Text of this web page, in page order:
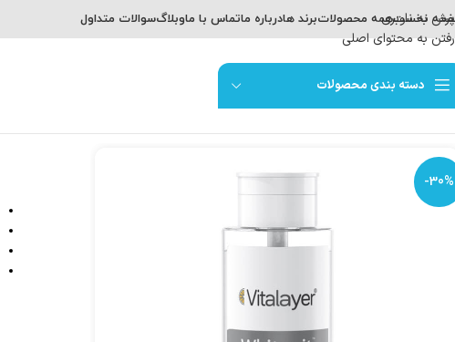
پرش به ناوبری
رفتن به محتوای اصلی
نخستهمه محصولاتبرند هادرباره ماتماس با ماوبلاگسوالات متداول
دسته بندی محصولات
-30%